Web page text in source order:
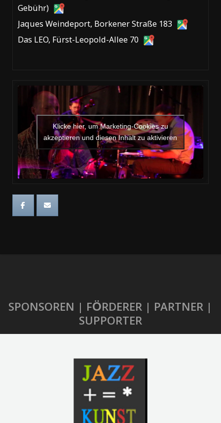
Gebühr)
Jaques Weindeport, Borkener Straße 183
Das LEO, Fürst-Leopold-Allee 70
Klicke hier, um Marketing-Cookies zu
akzeptieren und diesen Inhalt zu aktivieren
SPONSOREN | FÖRDERER | PARTNER |
SUPPORTER